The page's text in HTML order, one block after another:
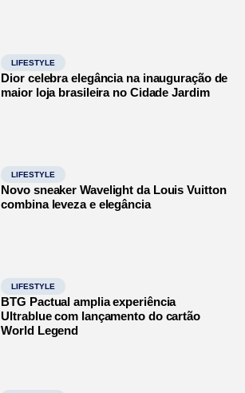
LIFESTYLE
Dior celebra elegância na inauguração de
maior loja brasileira no Cidade Jardim
LIFESTYLE
Novo sneaker Wavelight da Louis Vuitton
combina leveza e elegância
LIFESTYLE
BTG Pactual amplia experiência
Ultrablue com lançamento do cartão
World Legend